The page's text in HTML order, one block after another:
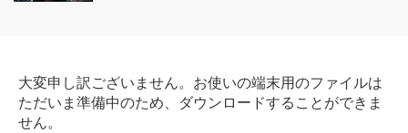
大変申し訳ございません。お使いの端末用のファイルは
ただいま準備中のため、ダウンロードすることができま
せん。